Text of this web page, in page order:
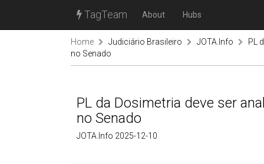
TagTeam About Hubs
Home Judiciário Brasileiro JOTA.Info
PL
no Senado
PL da Dosimetria deve ser
no Senado
JOTA.Info 2025-12-10